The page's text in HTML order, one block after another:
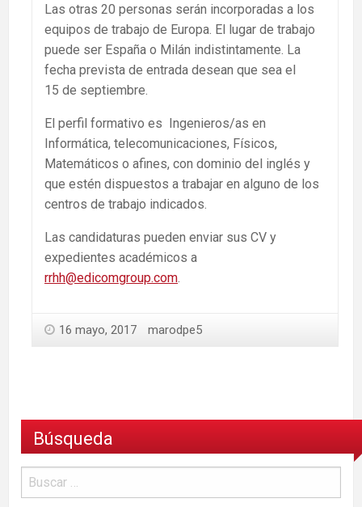
Las otras 20 personas serán incorporadas a los
equipos de trabajo de Europa. El lugar de trabajo
puede ser España o Milán indistintamente. La
fecha prevista de entrada desean que sea el
15 de septiembre.
El perfil formativo es Ingenieros/as en
Informática, telecomunicaciones, Físicos,
Matemáticos o afines, con dominio del inglés y
que estén dispuestos a trabajar en alguno de los
centros de trabajo indicados.
Las candidaturas pueden enviar sus CV y
expedientes académicos a
rrhh@edicomgroup.com
16 mayo, 2017 marodpe5
Búsqueda